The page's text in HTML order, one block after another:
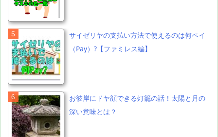
サイゼリヤの支払い方法で使えるのは何ペイ
（Pay）?【ファミレス編】
お彼岸にドヤ顔できる灯籠の話！太陽と月の
深い意味とは？